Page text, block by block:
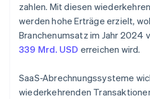
zahlen. Mit diesen
werden hohe Erträge erzielt,
Branchenumsatz im Jahr 2024
339 Mrd. USD erreichen wird.
SaaS-Abrechnungssysteme
wiederkehrenden